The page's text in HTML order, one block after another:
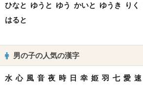
ひなと ゆうと ゆう かいと ゆうき りく
はると
男の子の人気の漢字
水 心 風 音 夜 時 日 幸 姫 羽 七 愛 速